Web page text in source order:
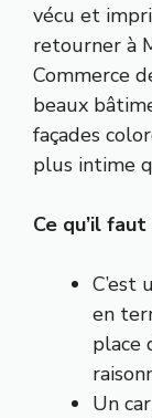
vécu et
retourner à
Commerce
beaux
façades
plus intime
Ce qu’il
C’est
en
place
Un